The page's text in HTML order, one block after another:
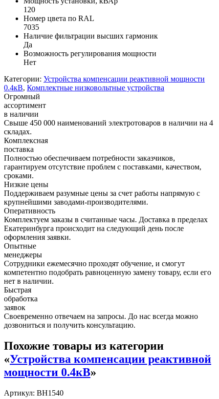
120
Номер цвета по RAL
7035
Наличие фильтрации высших гармоник
Да
Возможность регулирования мощности
Нет
Категории: Устройства компенсации реактивной мощности
0.4кВ, Комплектные низковольтные устройства
Огромный
ассортимент
в наличии
Свыше 450 000 наименований электротоваров в наличии на 4
складах.
Комплексная
поставка
Полностью обеспечиваем потребности заказчиков,
гарантируем отсутствие проблем с поставками, качеством,
сроками.
Низкие цены
Поддерживаем разумные цены за счет работы напрямую с
крупнейшими заводами-производителями.
Оперативность
Комплектуем заказы в считанные часы. Доставка в пределах
Екатеринбурга происходит на следующий день после
оформления заявки.
Опытные
менеджеры
Сотрудники ежемесячно проходят обучение, и смогут
компетентно подобрать равноценную замену товару, если его
нет в наличии.
Быстрая
обработка
заявок
Своевременно отвечаем на запросы. До нас всегда можно
дозвониться и получить консультацию.
Похожие товары из категории
«Устройства компенсации реактивной
мощности 0.4кВ»
Артикул: BH1540